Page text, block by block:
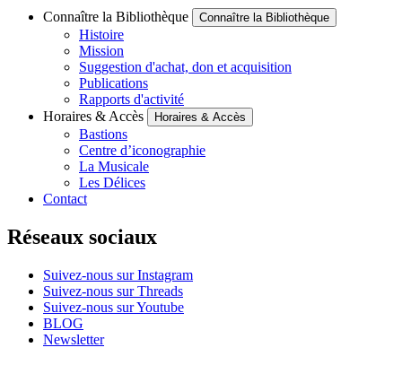
Connaître la Bibliothèque Connaître la Bibliothèque
Histoire
Mission
Suggestion d'achat, don et acquisition
Publications
Rapports d'activité
Horaires & Accès
Horaires & Accès
Bastions
Centre d’iconographie
La Musicale
Les Délices
Contact
Réseaux sociaux
Suivez-nous sur Instagram
Suivez-nous sur Threads
Suivez-nous sur Youtube
BLOG
Newsletter